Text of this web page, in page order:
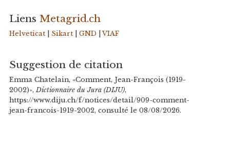
Liens Metagrid.ch
Helveticat| Sikart| GND |VIAF
Suggestion de citation
Emma Chatelain, «Comment, Jean-François (1919-
2002)», Dictionnaire du Jura (DIJU),
https://www.diju.ch/f/notices/detail/909-comment-
jean-francois-1919-2002, consulté le 08/08/2026.